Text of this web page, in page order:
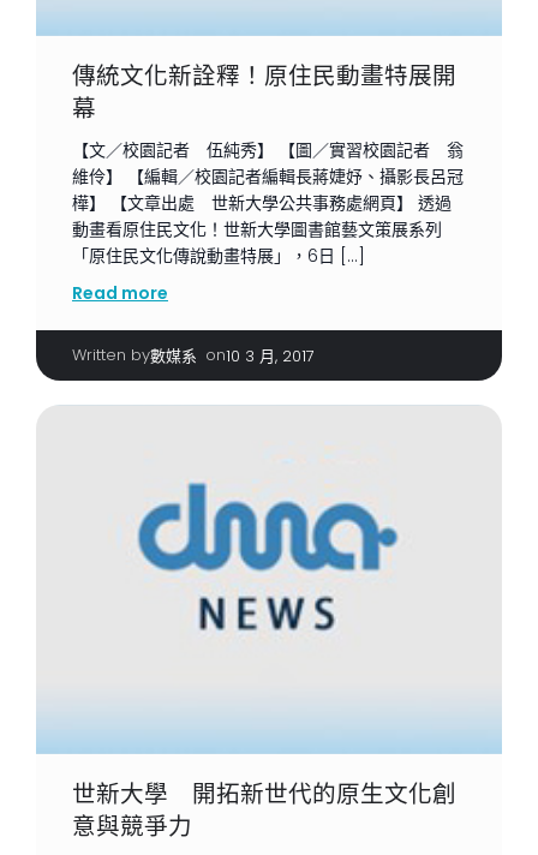
傳統文化新詮釋！原住民動畫特展開
幕
【文／校園記者 伍純秀】 【圖／實習校園記者 翁
維伶】 【編輯／校園記者編輯長蔣婕妤、攝影長呂冠
樺】 【文章出處 世新大學公共事務處網頁】 透過
動畫看原住民文化！世新大學圖書館藝文策展系列
「原住民文化傳說動畫特展」，6日 […]
Read more
Written by數媒系 on10 3 月, 2017
世新大學 開拓新世代的原生文化創
意與競爭力